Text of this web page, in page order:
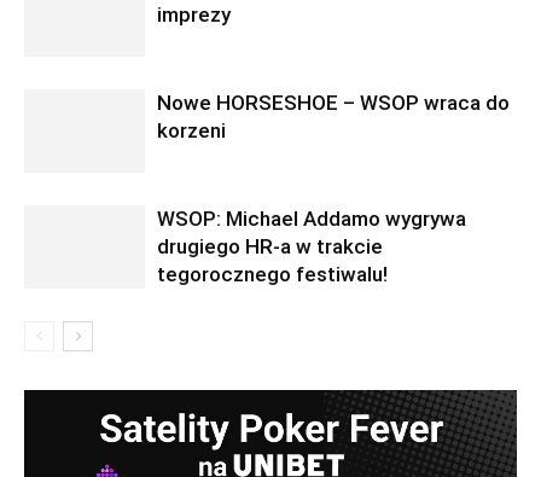
imprezy
Nowe HORSESHOE – WSOP wraca do
korzeni
WSOP: Michael Addamo wygrywa
drugiego HR-a w trakcie
tegorocznego festiwalu!